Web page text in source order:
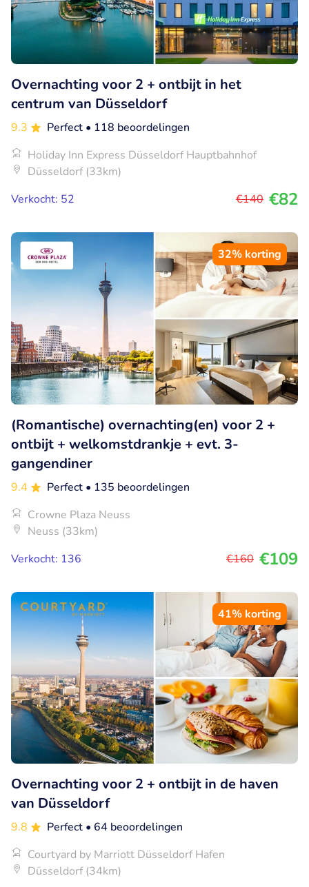
Overnachting voor 2 + ontbijt in het
centrum van Düsseldorf
9.3 Perfect • 118 beoordelingen
Holiday Inn Express Düsseldorf Hauptbahnhof
Düsseldorf (33km)
Verkocht: 52
€140 €82
32% korting
(Romantische) overnachting(en) voor 2 +
ontbijt + welkomstdrankje + evt. 3-
gangendiner
9.4 Perfect • 135 beoordelingen
Crowne Plaza Neuss
Neuss (33km)
Verkocht: 136
€160 €109
41% korting
Overnachting voor 2 + ontbijt in de haven
van Düsseldorf
9.8 Perfect • 64 beoordelingen
Courtyard by Marriott Düsseldorf Hafen
Düsseldorf (34km)